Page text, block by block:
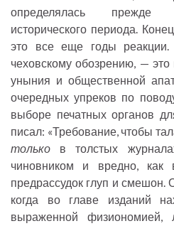
определялась прежде
исторического периода.
это все еще годы реакции.
чеховскому обозрению, —
уныния и общественной
очередных упреков по
выборе печатных органов
писал: «Требование, чтобы
только в толстых
чиновником и вредно, как
предрассудок глуп и
когда во главе изданий
выраженной физиономией,